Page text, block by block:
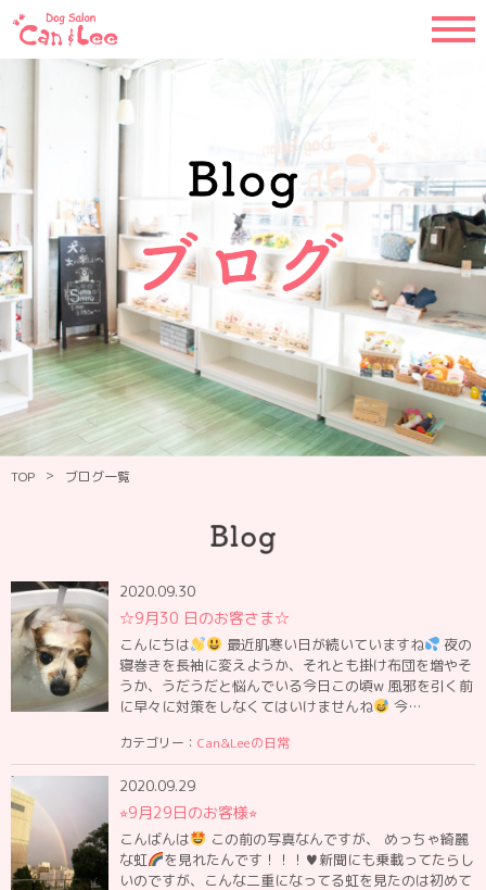
TOP > ブログ一覧
2020.09.30
☆9月30 日のお客さま☆
こんにちは 最近肌寒い日が続いていますね
夜の
寝巻きを長袖に変えようか、それとも掛け布団を増やそ
うか、うだうだと悩んでいる今日この頃w 風邪を引く前
に早々に対策をしなくてはいけませんね
今…
カテゴリー： Can&Leeの日常
2020.09.29
⭐︎9月29日のお客様⭐︎
こんばんは
この前の写真なんですが、 めっちゃ綺麗
な虹
を見れたんです！！！ ♥新聞にも乗載ってたらし
いのですが、こんな二重になってる虹を見たのは初めて